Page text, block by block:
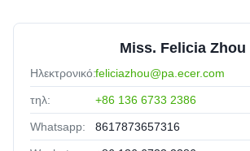
Miss. Felicia Zhou
Ηλεκτρονικό:feliciazhou@pa.ecer.com
τηλ: +86 136 6733 2386
Whatsapp: 8617873657316